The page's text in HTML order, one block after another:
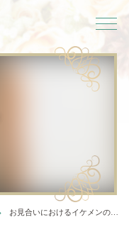
お見合いにおけるイケメンの罠【結の会】